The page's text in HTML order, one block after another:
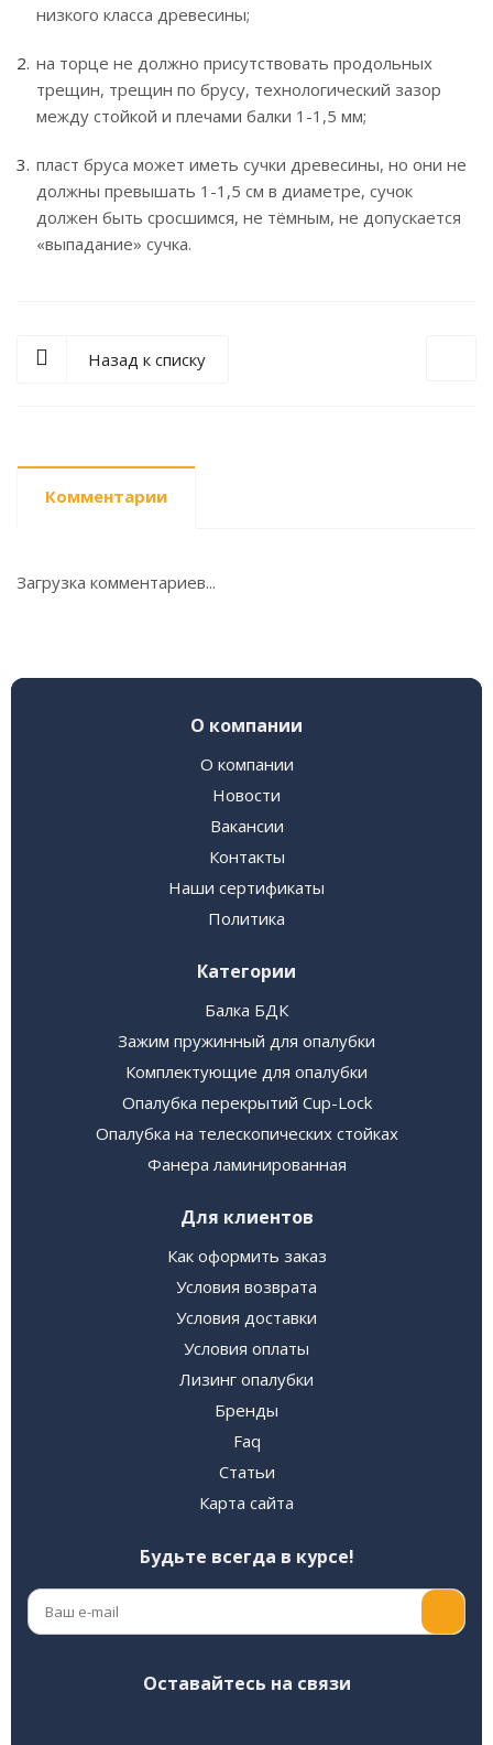
низкого класса древесины;
на торце не должно присутствовать продольных
трещин, трещин по брусу, технологический зазор
между стойкой и плечами балки 1-1,5 мм;
пласт бруса может иметь сучки древесины, но они не
должны превышать 1-1,5 см в диаметре, сучок
должен быть сросшимся, не тёмным, не допускается
«выпадание» сучка.
Назад к списку
Комментарии
Загрузка комментариев...
О компании
О компании
Новости
Вакансии
Контакты
Наши сертификаты
Политика
Категории
Балка БДК
Зажим пружинный для опалубки
Комплектующие для опалубки
Опалубка перекрытий Cup-Lock
Опалубка на телескопических стойках
Фанера ламинированная
Для клиентов
Как оформить заказ
Условия возврата
Условия доставки
Условия оплаты
Лизинг опалубки
Бренды
Faq
Статьи
Карта сайта
Будьте всегда в курсе!
Оставайтесь на связи